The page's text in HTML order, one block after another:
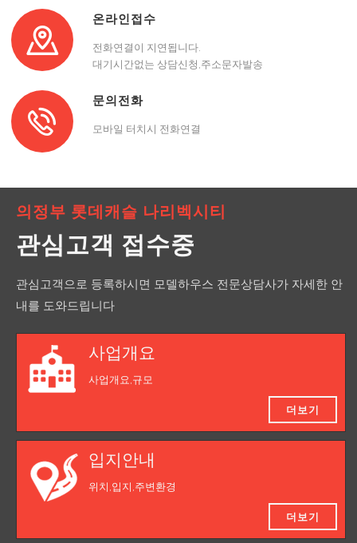
온라인접수
전화연결이 지연됩니다.
대기시간없는 상담신청,주소문자발송
문의전화
모바일 터치시 전화연결
의정부 롯데캐슬 나리벡시티
관심고객 접수중
관심고객으로 등록하시면 모델하우스 전문상담사가 자세한 안
내를 도와드립니다
사업개요
사업개요,규모
더보기
입지안내
위치,입지,주변환경
더보기